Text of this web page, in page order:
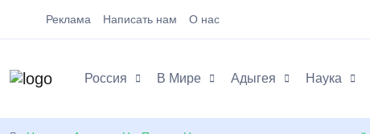
Реклама Написать нам О нас
Россия В Мире Адыгея Наука